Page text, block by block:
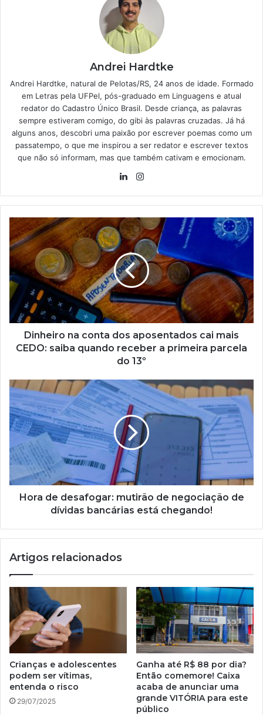
Andrei Hardtke
Andrei Hardtke, natural de Pelotas/RS, 24 anos de idade. Formado
em Letras pela UFPel, pós-graduado em Linguagens e atual
redator do Cadastro Único Brasil. Desde criança, as palavras
sempre estiveram comigo, do gibi às palavras cruzadas. Já há
alguns anos, descobri uma paixão por escrever poemas como um
passatempo, o que me inspirou a ser redator e escrever textos
que não só informam, mas que também cativam e emocionam.
Linkedin
Dinheiro
na
conta
dos
aposentados
cai
mais
CEDO:
saiba
quando
receber
parcela
do
13º
Dinheiro na conta dos aposentados cai mais
CEDO: saiba quando receber a primeira parcela
do 13º
Hora
desafogar:
mutirão
de
negociação
de
dívidas
bancárias
estáHora de desafogar: mutirão de negociação de
dívidas bancárias está chegando!
Artigos relacionados
Crianças e adolescentes
podem ser vítimas,
entenda o risco
29/07/2025
Ganha até R$ 88 por dia?
Então comemore! Caixa
acaba de anunciar uma
grande VITÓRIA para este
público